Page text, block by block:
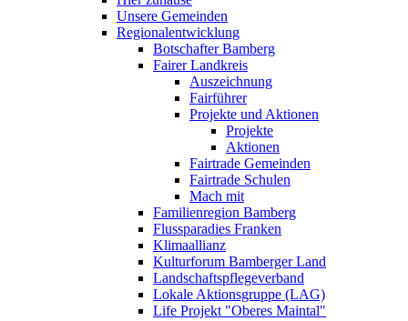
Unsere Gemeinden
Regionalentwicklung
Botschafter Bamberg
Fairer Landkreis
Auszeichnung
Fairführer
Projekte und Aktionen
Projekte
Aktionen
Fairtrade Gemeinden
Fairtrade Schulen
Mach mit
Familienregion Bamberg
Flussparadies Franken
Klimaallianz
Kulturforum Bamberger Land
Landschaftspflegeverband
Lokale Aktionsgruppe (LAG)
Life Projekt "Oberes Maintal"